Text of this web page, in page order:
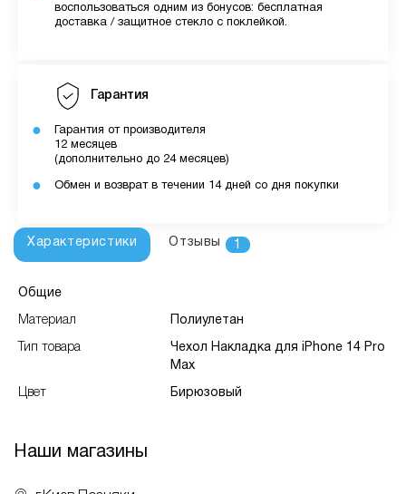
воспользоваться одним из бонусов: бесплатная
доставка / защитное стекло с поклейкой.
Гарантия
Гарантия от производителя
12 месяцев
(дополнительно до 24 месяцев)
Обмен и возврат в течении 14 дней со дня покупки
Характеристики Отзывы 1
Общие
Материал Полиулетан
Тип товара
Чехол Накладка для iPhone 14 Pro
Max
Цвет Бирюзовый
Наши магазины